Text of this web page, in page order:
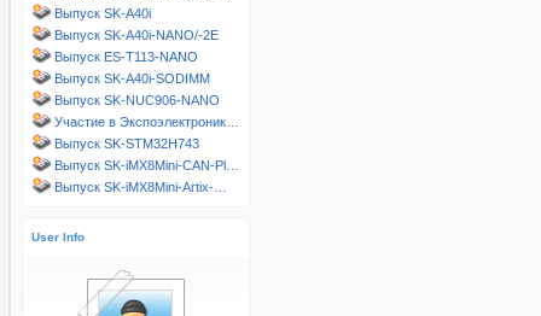
Выпуск SK-A40i
Выпуск SK-A40i-NANO/-2E
Выпуск ES-T113-NANO
Выпуск SK-A40i-SODIMM
Выпуск SK-NUC906-NANO
Участие в Экспоэлектроник…
Выпуск SK-STM32H743
Выпуск SK-iMX8Mini-CAN-Pl…
Выпуск SK-iMX8Mini-Artix-…
User Info